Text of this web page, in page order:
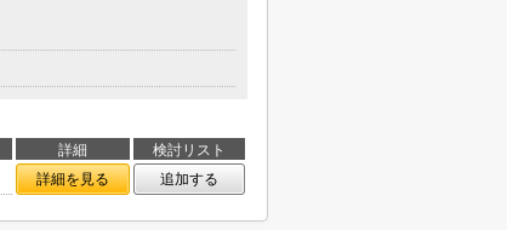
詳細
検討リスト
詳細を見る 追加する